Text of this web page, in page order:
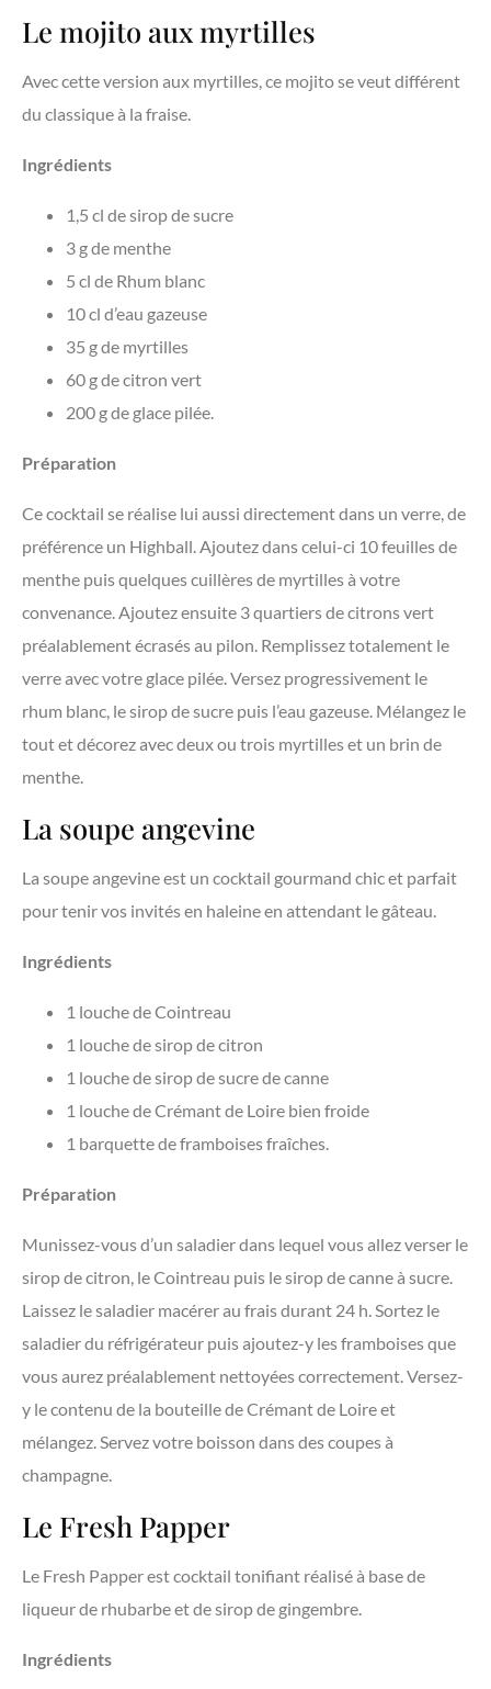
Le mojito aux myrtilles
Avec cette version aux myrtilles, ce mojito se veut différent
du classique à la fraise.
Ingrédients
1,5 cl de sirop de sucre
3 g de menthe
5 cl de Rhum blanc
10 cl d’eau gazeuse
35 g de myrtilles
60 g de citron vert
200 g de glace pilée.
Préparation
Ce cocktail se réalise lui aussi directement dans un verre, de
préférence un Highball. Ajoutez dans celui-ci 10 feuilles de
menthe puis quelques cuillères de myrtilles à votre
convenance. Ajoutez ensuite 3 quartiers de citrons vert
préalablement écrasés au pilon. Remplissez totalement le
verre avec votre glace pilée. Versez progressivement le
rhum blanc, le sirop de sucre puis l’eau gazeuse. Mélangez le
tout et décorez avec deux ou trois myrtilles et un brin de
menthe.
La soupe angevine
La soupe angevine est un cocktail gourmand chic et parfait
pour tenir vos invités en haleine en attendant le gâteau.
Ingrédients
1 louche de Cointreau
1 louche de sirop de citron
1 louche de sirop de sucre de canne
1 louche de Crémant de Loire bien froide
1 barquette de framboises fraîches.
Préparation
Munissez-vous d’un saladier dans lequel vous allez verser le
sirop de citron, le Cointreau puis le sirop de canne à sucre.
Laissez le saladier macérer au frais durant 24 h. Sortez le
saladier du réfrigérateur puis ajoutez-y les framboises que
vous aurez préalablement nettoyées correctement. Versez-
y le contenu de la bouteille de Crémant de Loire et
mélangez. Servez votre boisson dans des coupes à
champagne.
Le Fresh Papper
Le Fresh Papper est cocktail tonifiant réalisé à base de
liqueur de rhubarbe et de sirop de gingembre.
Ingrédients